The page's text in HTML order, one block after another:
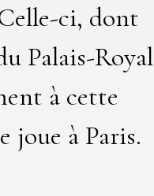
ci, dont
Palais-Royal
à cette
joue à Paris.